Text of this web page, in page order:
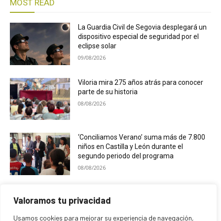
Valoramos tu privacidad
Usamos cookies para mejorar su experiencia de navegación,
MOST READ
La Guardia Civil de Segovia desplegará un
dispositivo especial de seguridad por el
eclipse solar
09/08/2026
Viloria mira 275 años atrás para conocer
parte de su historia
08/08/2026
‘Conciliamos Verano’ suma más de 7.800
niños en Castilla y León durante el
segundo periodo del programa
08/08/2026
contra un turismo en la A-601